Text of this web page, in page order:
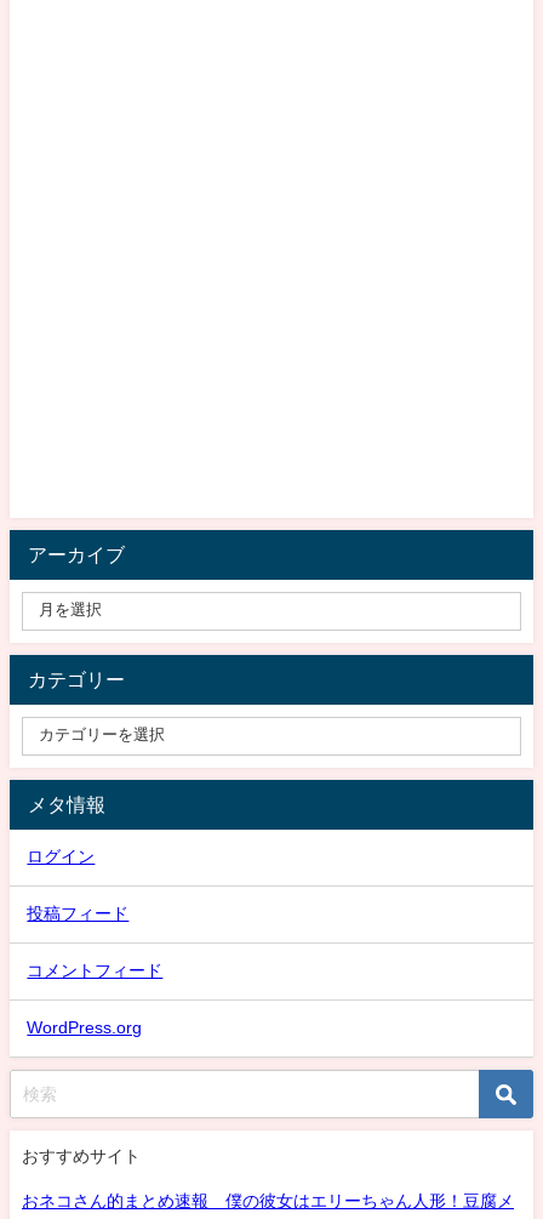
アーカイブ
カテゴリー
メタ情報
ログイン
投稿フィード
コメントフィード
WordPress.org
おすすめサイト
おネコさん的まとめ速報 僕の彼女はエリーちゃん人形！豆腐メ